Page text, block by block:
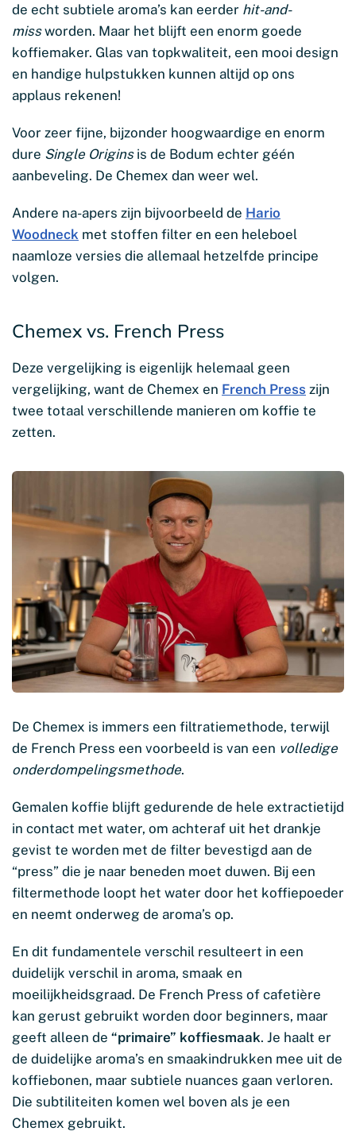
de echt subtiele aroma’s kan eerder hit-and-
missworden. Maar het blijft een enorm goede
koffiemaker. Glas van topkwaliteit, een mooi design
en handige hulpstukken kunnen altijd op ons
applaus rekenen!
Voor zeer fijne, bijzonder hoogwaardige en enorm
dure Single Originsis de Bodum echter géén
aanbeveling. De Chemex dan weer wel.
Andere na-apers zijn bijvoorbeeld de Hario
Woodneck met stoffen filter en een heleboel
naamloze versies die allemaal hetzelfde principe
volgen.
Chemex vs. French Press
Deze vergelijking is eigenlijk helemaal geen
vergelijking, want de Chemex en French Press zijn
twee totaal verschillende manieren om koffie te
zetten.
De Chemex is immers een filtratiemethode, terwijl
de French Press een voorbeeld is van een volledige
onderdompelingsmethode.
Gemalen koffie blijft gedurende de hele extractietijd
in contact met water, om achteraf uit het drankje
gevist te worden met de filter bevestigd aan de
“press” die je naar beneden moet duwen. Bij een
filtermethode loopt het water door het koffiepoeder
en neemt onderweg de aroma’s op.
En dit fundamentele verschil resulteert in een
duidelijk verschil in aroma, smaak en
moeilijkheidsgraad. De French Press of cafetière
kan gerust gebruikt worden door beginners, maar
geeft alleen de “primaire” koffiesmaak. Je haalt er
de duidelijke aroma’s en smaakindrukken mee uit de
koffiebonen, maar subtiele nuances gaan verloren.
Die subtiliteiten komen wel boven als je een
Chemex gebruikt.